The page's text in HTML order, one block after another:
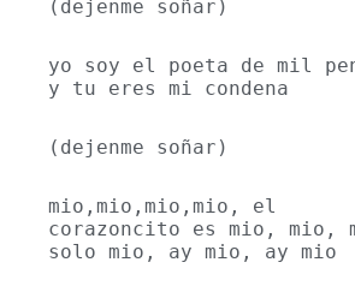
(dejenme soñar)
yo soy el poeta de mil
y tu eres mi condena
(dejenme soñar)
mio,mio,mio,mio, el
corazoncito es mio, mio,
solo mio, ay mio, ay mio